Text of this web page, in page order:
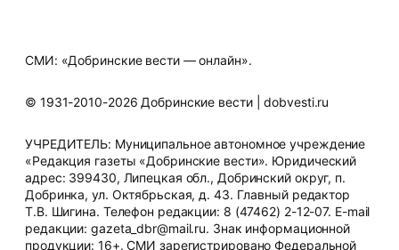
СМИ: «Добринские вести — онлайн».
© 1931-2010-2026 Добринские вести | dobvesti.ru
УЧРЕДИТЕЛЬ: Муниципальное автономное учреждение
«Редакция газеты «Добринские вести». Юридический
адрес: 399430, Липецкая обл., Добринский округ, п.
Добринка, ул. Октябрьская, д. 43. Главный редактор
Т.В. Шигина. Телефон редакции: 8 (47462) 2-12-07. E-mail
редакции: gazeta_dbr@mail.ru. Знак информационной
продукции: 16+. СМИ зарегистрировано Федеральной